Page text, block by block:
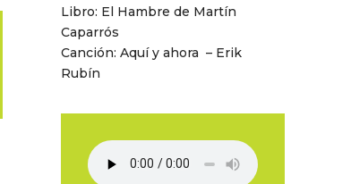
Libro: El Hambre de Martín
Caparrós
Canción: Aquí y ahora – Erik
Rubín